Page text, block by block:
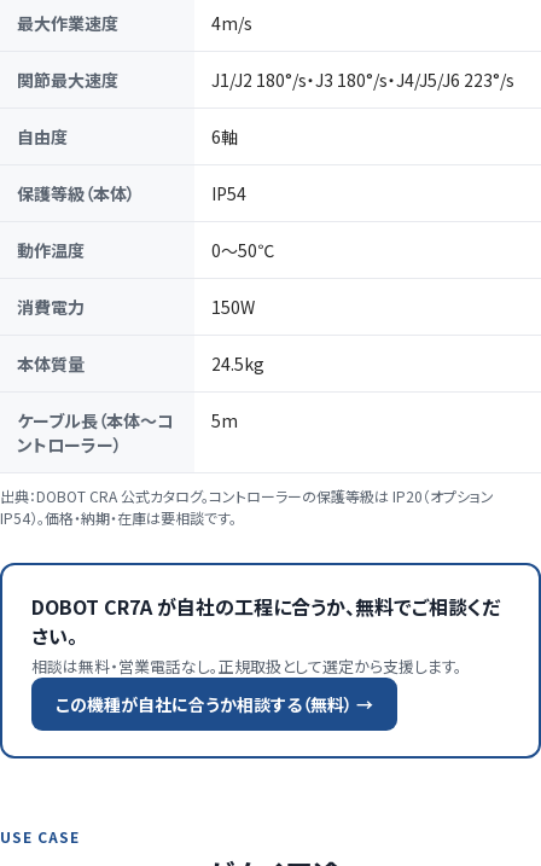
最大作業速度 4m/s
関節最大速度 J1/J2 180°/s・J3 180°/s・J4/J5/J6 223°/s
自由度 6軸
保護等級（本体） IP54
動作温度 0〜50℃
消費電力 150W
本体質量 24.5kg
ケーブル長（本体〜コ
ントローラー）
5m
出典：DOBOT CRA 公式カタログ。コントローラーの保護等級は IP20（オプション
IP54）。価格・納期・在庫は要相談です。
DOBOT CR7A が自社の工程に合うか、無料でご相談くだ
さい。
相談は無料・営業電話なし。正規取扱として選定から支援します。
この機種が自社に合うか相談する（無料） →
USE CASE